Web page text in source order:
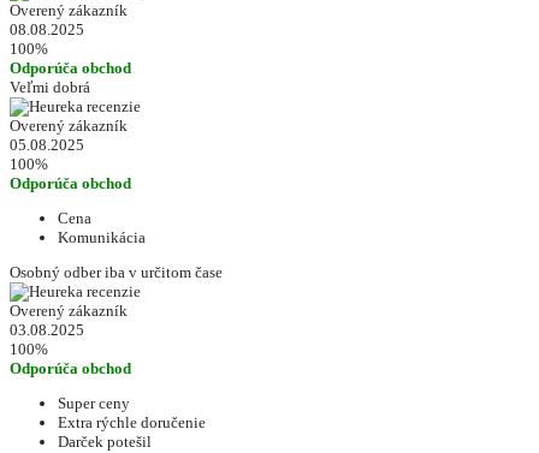
Overený zákazník
08.08.2025
100%
Odporúča obchod
Veľmi dobrá
Overený zákazník
05.08.2025
100%
Odporúča obchod
Cena
Komunikácia
Osobný odber iba v určitom čase
Overený zákazník
03.08.2025
100%
Odporúča obchod
Super ceny
Extra rýchle doručenie
Darček potešil